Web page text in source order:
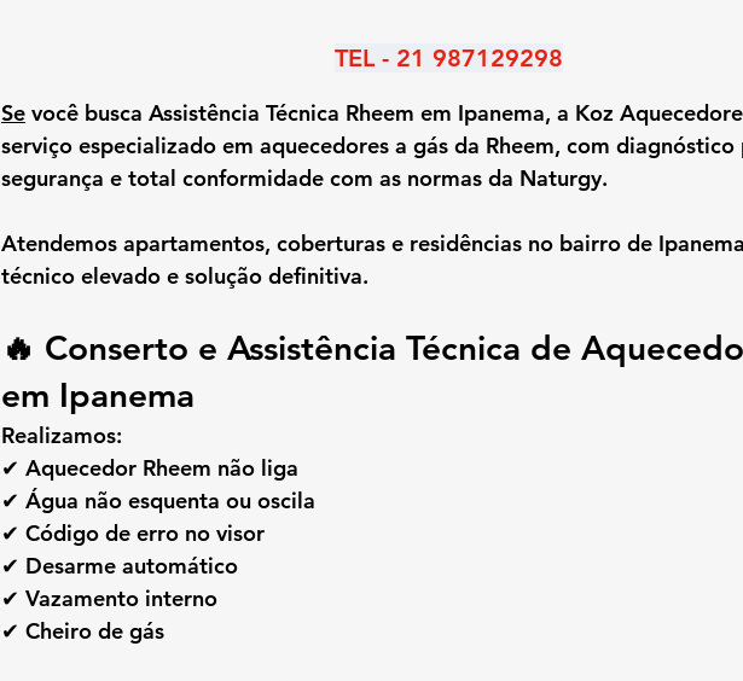
TEL - 21 987129298
Se você busca Assistência Técnica Rheem em Ipanema, a Koz
serviço especializado em aquecedores a gás da Rheem, com diagnóstico
segurança e total conformidade com as normas da Naturgy.
Atendemos apartamentos, coberturas e residências no bairro de
técnico elevado e solução definitiva.
🔥 Conserto e Assistência Técnica de
em Ipanema
Realizamos:
✔ Aquecedor Rheem não liga
✔ Água não esquenta ou oscila
✔ Código de erro no visor
✔ Desarme automático
✔ Vazamento interno
✔ Cheiro de gás